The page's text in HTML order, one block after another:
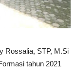
Rossalia, STP, M.Si
tahun 2021